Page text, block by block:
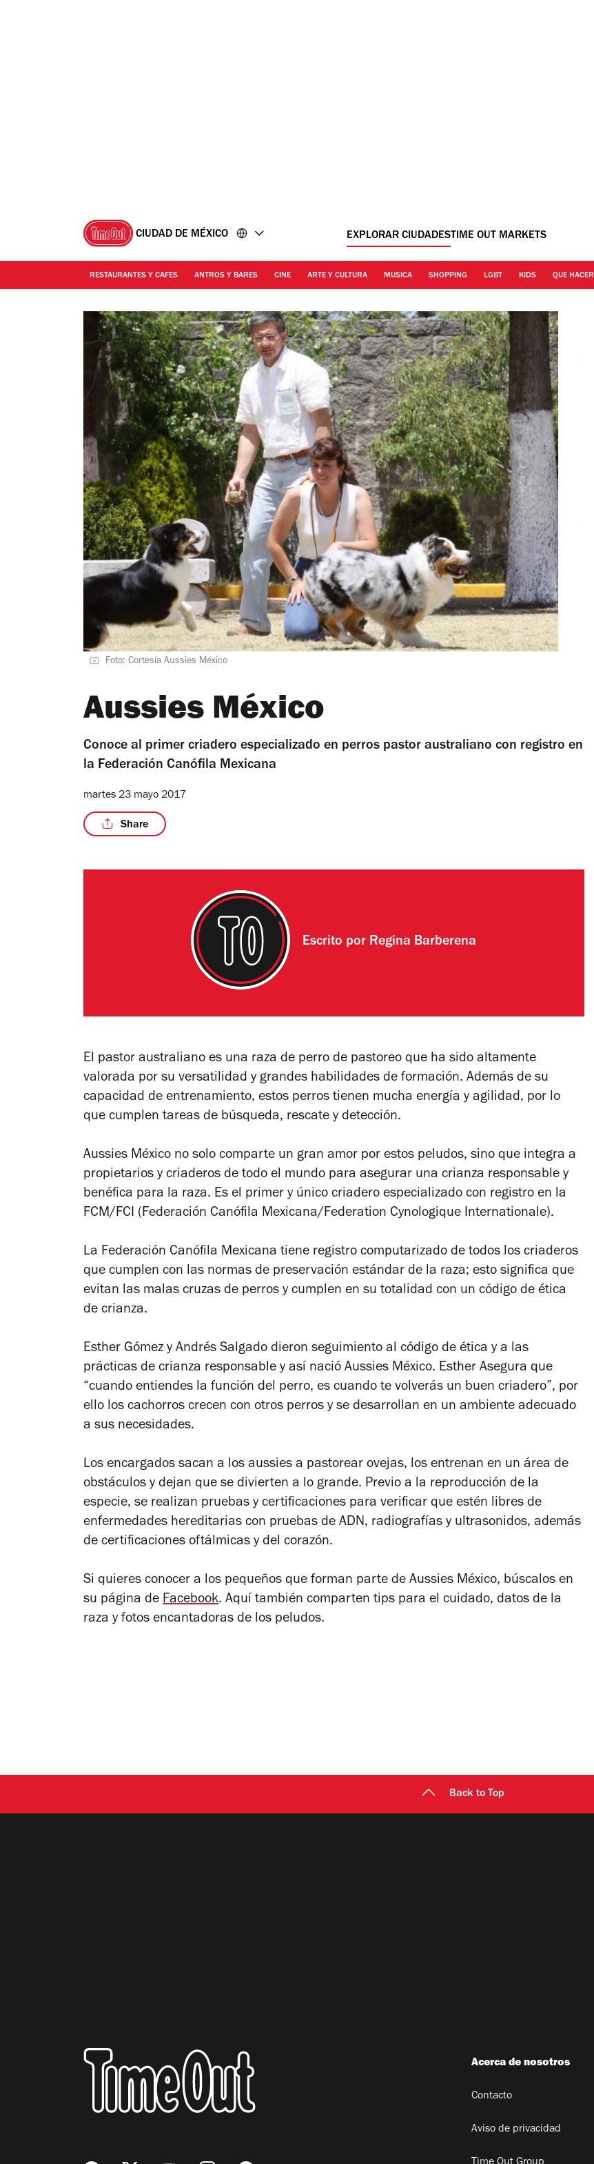
CIUDAD DE MÉXICO EXPLORAR CIUDADESTIME OUT MARKETS
RESTAURANTES Y CAFES ANTROS Y BARES CINE ARTE Y CULTURA MUSICA SHOPPING LGBT KIDS QUE HACER
Foto: Cortesía Aussies México
Aussies México
Conoce al primer criadero especializado en perros pastor australiano con registro en
la Federación Canófila Mexicana
martes 23 mayo 2017
Share
Escrito por Regina Barberena
El pastor australiano es una raza de perro de pastoreo que ha sido altamente
valorada por su versatilidad y grandes habilidades de formación. Además de su
capacidad de entrenamiento, estos perros tienen mucha energía y agilidad, por lo
que cumplen tareas de búsqueda, rescate y detección.
Aussies México no solo comparte un gran amor por estos peludos, sino que integra a
propietarios y criaderos de todo el mundo para asegurar una crianza responsable y
benéfica para la raza. Es el primer y único criadero especializado con registro en la
FCM/FCI (Federación Canófila Mexicana/Federation Cynologique Internationale).
La Federación Canófila Mexicana tiene registro computarizado de todos los criaderos
que cumplen con las normas de preservación estándar de la raza; esto significa que
evitan las malas cruzas de perros y cumplen en su totalidad con un código de ética
de crianza.
Esther Gómez y Andrés Salgado dieron seguimiento al código de ética y a las
prácticas de crianza responsable y así nació Aussies México. Esther Asegura que
“cuando entiendes la función del perro, es cuando te volverás un buen criadero”, por
ello los cachorros crecen con otros perros y se desarrollan en un ambiente adecuado
a sus necesidades.
Los encargados sacan a los aussies a pastorear ovejas, los entrenan en un área de
obstáculos y dejan que se divierten a lo grande. Previo a la reproducción de la
especie, se realizan pruebas y certificaciones para verificar que estén libres de
enfermedades hereditarias con pruebas de ADN, radiografías y ultrasonidos, además
de certificaciones oftálmicas y del corazón.
Si quieres conocer a los pequeños que forman parte de Aussies México, búscalos en
su página de Facebook. Aquí también comparten tips para el cuidado, datos de la
raza y fotos encantadoras de los peludos.
Back to Top
Acerca de nosotros
Contacto
Aviso de privacidad